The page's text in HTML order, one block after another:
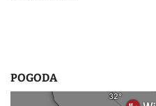
POGODA